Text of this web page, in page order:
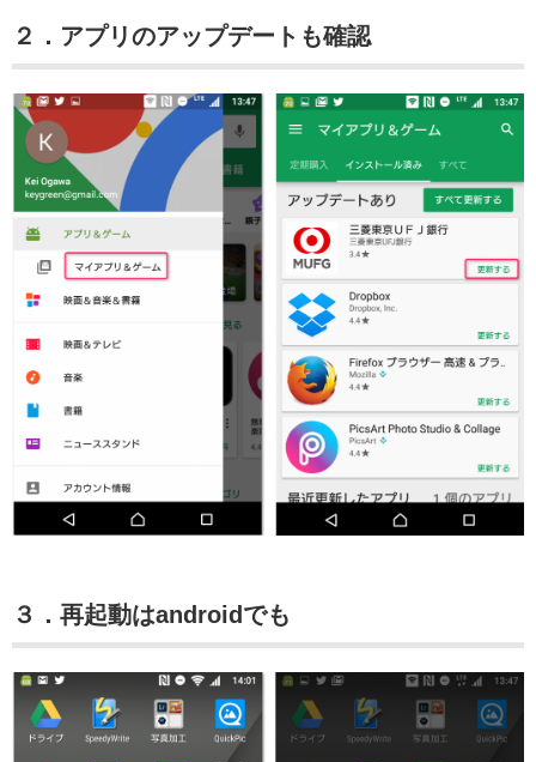
２．アプリのアップデートも確認
３．再起動はandroidでも